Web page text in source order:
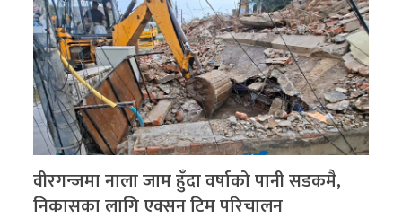
वीरगन्जमा नाला जाम हुँदा वर्षाको पानी सडकमै,
निकासका लागि एक्सन टिम परिचालन